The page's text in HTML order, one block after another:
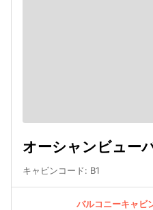
オーシャンビュー
キャビンコード: B1
バルコニーキャビ